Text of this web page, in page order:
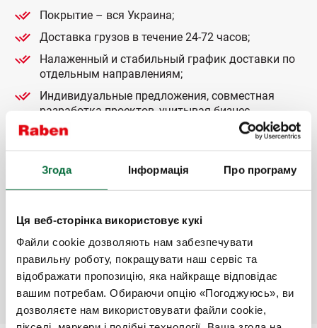
Згода Інформація Про програму
Ця веб-сторінка використовує кукі
Файли cookie дозволяють нам забезпечувати
правильну роботу, покращувати наш сервіс та
відображати пропозицію, яка найкраще відповідає
вашим потребам. Обираючи опцію «Погоджуюсь», ви
дозволяєте нам використовувати файли cookie,
Покрытие – вся Украина;
Доставка грузов в течение 24-72 часов;
Налаженный и стабильный график доставки по
отдельным направлениям;
Индивидуальные предложения, совместная
разработка проектов, учитывая бизнес
потребности клиента;
ВАРУС, МЕТРО, АШАН, СИЛЬПО (ФОЗЗИ),
ЭПИЦЕНТР, НОВАЯ ЛИНИЯ, ОЛДИ, СТИЛЬ Д, РУШ,
Комплексное обслуживание заказов на ТРЦ
(ShoppingMall);
Квалифицированное сопровождение перевозок с
поддержанием температурного режима.